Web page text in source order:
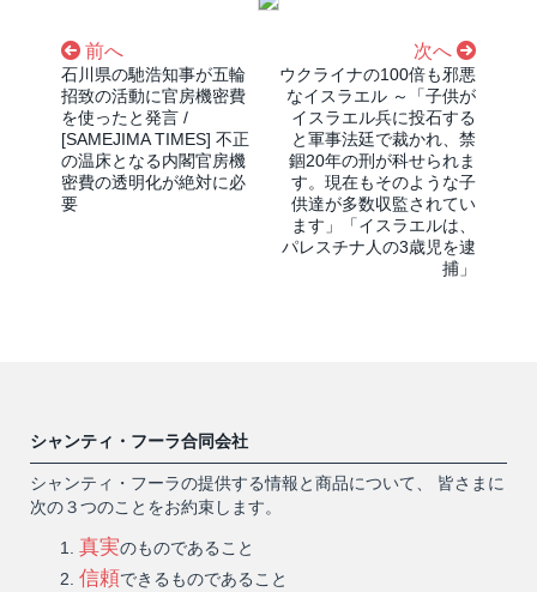
前へ
石川県の馳浩知事が五輪
招致の活動に官房機密費
を使ったと発言 /
[SAMEJIMA TIMES] 不正
の温床となる内閣官房機
密費の透明化が絶対に必
要
次へ
ウクライナの100倍も邪悪
なイスラエル ～「子供が
イスラエル兵に投石する
と軍事法廷で裁かれ、禁
錮20年の刑が科せられま
す。現在もそのような子
供達が多数収監されてい
ます」「イスラエルは、
パレスチナ人の3歳児を逮
捕」
シャンティ・フーラ合同会社
シャンティ・フーラの提供する情報と商品について、 皆さまに
次の３つのことをお約束します。
真実のものであること
信頼できるものであること